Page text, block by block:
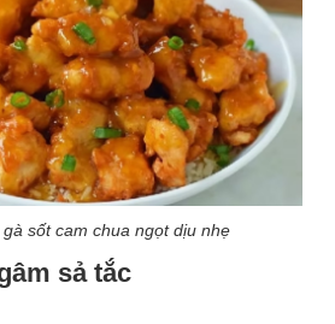
sốt cam chua ngọt dịu nhẹ
sả tắc